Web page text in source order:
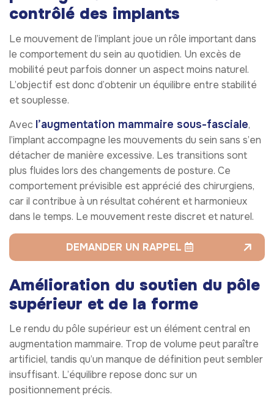
contrôlé des implants
Le mouvement de l’implant joue un rôle important dans
le comportement du sein au quotidien. Un excès de
mobilité peut parfois donner un aspect moins naturel.
L’objectif est donc d’obtenir un équilibre entre stabilité
et souplesse.
Avec l’augmentation mammaire sous-fasciale,
l’implant accompagne les mouvements du sein sans s’en
détacher de manière excessive. Les transitions sont
plus fluides lors des changements de posture. Ce
comportement prévisible est apprécié des chirurgiens,
car il contribue à un résultat cohérent et harmonieux
dans le temps. Le mouvement reste discret et naturel.
DEMANDER UN RAPPEL
Amélioration du soutien du pôle
supérieur et de la forme
Le rendu du pôle supérieur est un élément central en
augmentation mammaire. Trop de volume peut paraître
artificiel, tandis qu’un manque de définition peut sembler
insuffisant. L’équilibre repose donc sur un
positionnement précis.